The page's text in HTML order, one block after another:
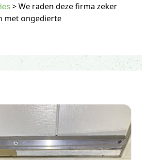
>We raden deze firma zeker
met ongedierte